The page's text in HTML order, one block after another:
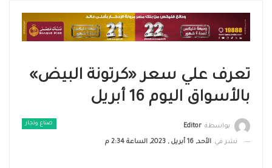
تعرف علي سعر «كرتونة البيض»
بالأسواق اليوم 16 أبريل
صناع وتجار بواسطة Editor
نشر في الأحد, 16 أبريل , 2023, الساعة 2:34 م